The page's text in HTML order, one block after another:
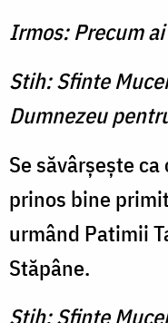
Irmos: Precum
Stih: Sfinte
Dumnezeu
Se săvârşeşte
prinos bine
urmând Patimii
Stăpâne.
Stih: Sfinte